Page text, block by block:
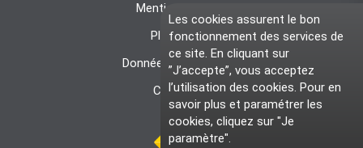
Mentions légales
Plan du site
Données personnelles
Connexion
Les cookies assurent le bon
fonctionnement des services de
ce site. En cliquant sur
”J’accepte”, vous acceptez
l’utilisation des cookies. Pour en
savoir plus et paramétrer les
cookies, cliquez sur "Je
paramètre".